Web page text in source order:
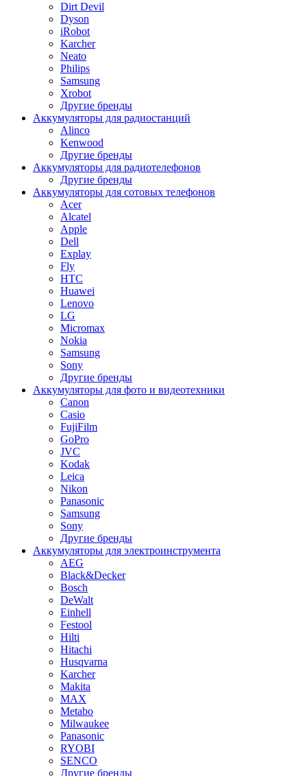
Dirt Devil
Dyson
iRobot
Karcher
Neato
Philips
Samsung
Xrobot
Другие бренды
Аккумуляторы для радиостанций
Alinco
Kenwood
Другие бренды
Аккумуляторы для радиотелефонов
Другие бренды
Аккумуляторы для сотовых телефонов
Acer
Alcatel
Apple
Dell
Explay
Fly
HTC
Huawei
Lenovo
LG
Micromax
Nokia
Samsung
Sony
Другие бренды
Аккумуляторы для фото и видеотехники
Canon
Casio
FujiFilm
GoPro
JVC
Kodak
Leica
Nikon
Panasonic
Samsung
Sony
Другие бренды
Аккумуляторы для электроинструмента
AEG
Black&Decker
Bosch
DeWalt
Einhell
Festool
Hilti
Hitachi
Husqvarna
Karcher
Makita
MAX
Metabo
Milwaukee
Panasonic
RYOBI
SENCO
Другие бренды